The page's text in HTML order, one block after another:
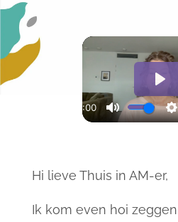
Hi lieve Thuis in AM-er,
Ik kom even hoi